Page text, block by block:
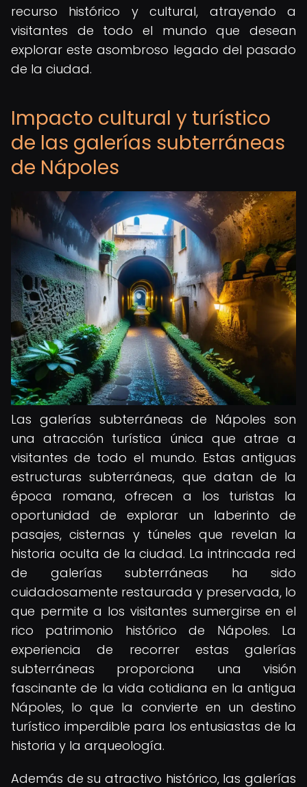
recurso histórico y cultural, atrayendo a
visitantes de todo el mundo que desean
explorar este asombroso legado del pasado
de la ciudad.
Impacto cultural y turístico
de las galerías subterráneas
de Nápoles
Las galerías subterráneas de Nápoles son
una atracción turística única que atrae a
visitantes de todo el mundo. Estas antiguas
estructuras subterráneas, que datan de la
época romana, ofrecen a los turistas la
oportunidad de explorar un laberinto de
pasajes, cisternas y túneles que revelan la
historia oculta de la ciudad. La intrincada red
de galerías subterráneas ha sido
cuidadosamente restaurada y preservada, lo
que permite a los visitantes sumergirse en el
rico patrimonio histórico de Nápoles. La
experiencia de recorrer estas galerías
subterráneas proporciona una visión
fascinante de la vida cotidiana en la antigua
Nápoles, lo que la convierte en un destino
turístico imperdible para los entusiastas de la
historia y la arqueología.
Además de su atractivo histórico, las galerías